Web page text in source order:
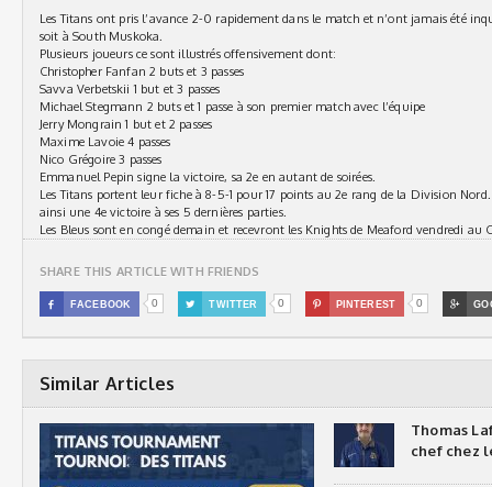
Les Titans ont pris l’avance 2-0 rapidement dans le match et n’ont jamais été
soit à South Muskoka.
Plusieurs joueurs ce sont illustrés offensivement dont:
Christopher Fanfan 2 buts et 3 passes
Savva Verbetskii 1 but et 3 passes
Michael Stegmann 2 buts et 1 passe à son premier match avec l’équipe
Jerry Mongrain 1 but et 2 passes
Maxime Lavoie 4 passes
Nico Grégoire 3 passes
Emmanuel Pepin signe la victoire, sa 2e en autant de soirées.
Les Titans portent leur fiche à 8-5-1 pour 17 points au 2e rang de la Division Nord.
ainsi une 4e victoire à ses 5 dernières parties.
Les Bleus sont en congé demain et recevront les Knights de Meaford vendredi au
SHARE THIS ARTICLE WITH FRIENDS
 FACEBOOK 0  TWITTER 0  PINTEREST 0 
Similar Articles
Thomas
chef chez